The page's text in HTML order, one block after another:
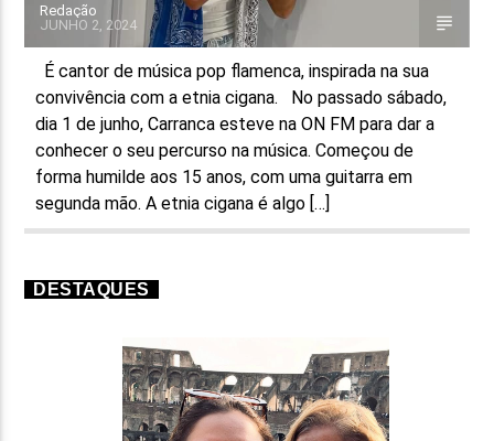
Redação
JUNHO 2, 2024
É cantor de música pop flamenca, inspirada na sua
convivência com a etnia cigana. No passado sábado,
dia 1 de junho, Carranca esteve na ON FM para dar a
conhecer o seu percurso na música. Começou de
forma humilde aos 15 anos, com uma guitarra em
segunda mão. A etnia cigana é algo […]
DESTAQUES